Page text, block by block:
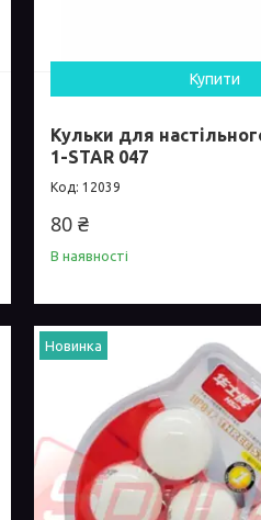
Купити
Кульки для
1-STAR 047
12039
80 ₴
В наявності
Новинка